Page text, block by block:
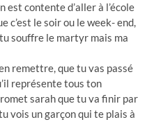
est contente d’aller à l’école
c’est le soir ou le week- end,
souffre le martyr mais ma
remettre, que tu vas passé
représente tous ton
sarah que tu va finir par
vois un garçon qui te plais à